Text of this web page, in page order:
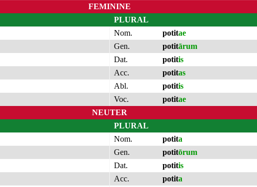
FEMININE
PLURAL
Nom.
potitae
Gen.
potitārum
Dat.
potitis
Acc.
potitas
Abl.
potitis
Voc.
potitae
NEUTER
PLURAL
Nom.
potita
Gen.
potitōrum
Dat.
potitis
Acc.
potita